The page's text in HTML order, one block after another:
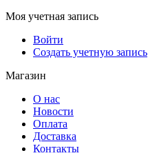
Моя учетная запись
Войти
Создать учетную запись
Магазин
О нас
Новости
Оплата
Доставка
Контакты